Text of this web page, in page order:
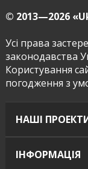
© 2013—2026
Усі права
законодавства
Користування
погодження з
НАШІ
ІНФОРМАЦІЯ